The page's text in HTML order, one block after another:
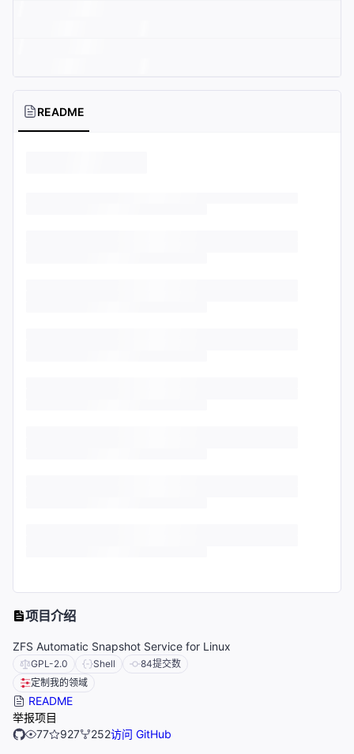
README
项目介绍
ZFS Automatic Snapshot Service for Linux
GPL-2.0 Shell 84提交数
定制我的领域
README
举报项目
77
927 252访问 GitHub